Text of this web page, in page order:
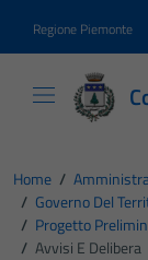
Regione Piemonte
Home /
/ Governo Del
/ Progetto
/ Avvisi E Delibera